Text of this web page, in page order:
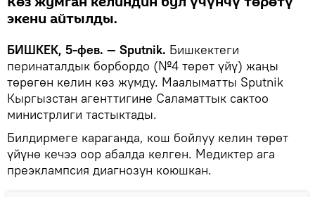
экени айтылды.
БИШКЕК, 5-фев. — Sputnik. Бишкектеги
перинаталдык борбордо (№4 төрөт үйү) жаңы
төрөгөн келин көз жумду. Маалыматты Sputnik
Кыргызстан агенттигине Саламаттык сактоо
министрлиги тастыктады.
Билдирмеге караганда, кош бойлуу келин төрөт
үйүнө кечээ оор абалда келген. Медиктер ага
преэклампсия диагнозун коюшкан.